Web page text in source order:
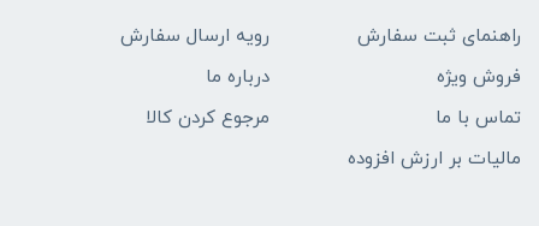
راهنمای ثبت سفارش
رویه ارسال سفارش
فروش ویژه
درباره ما
تماس با ما
مرجوع کردن کالا
مالیات بر ارزش افزوده